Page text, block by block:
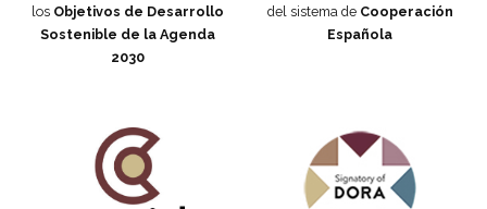
los Objetivos de Desarrollo
Sostenible de la Agenda
2030
del sistema de Cooperación
Española